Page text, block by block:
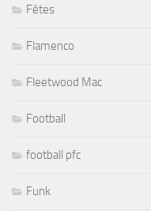
Fêtes
Flamenco
Fleetwood Mac
Football
football pfc
Funk